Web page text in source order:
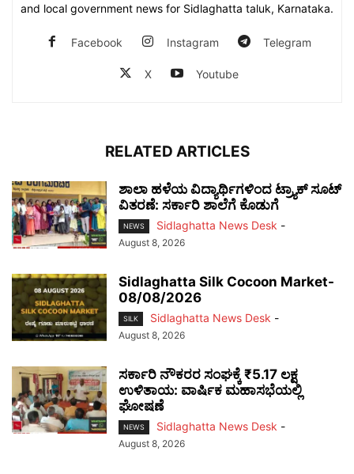
and local government news for Sidlaghatta taluk, Karnataka.
Facebook Instagram Telegram
X Youtube
RELATED ARTICLES
ಶಾಲಾ ಹಳೆಯ ವಿದ್ಯಾರ್ಥಿಗಳಿಂದ ಟ್ರ್ಯಾಕ್‌ ಸೂಟ್
ವಿತರಣೆ: ಸರ್ಕಾರಿ ಶಾಲೆಗೆ ಕೊಡುಗೆ
NEWS Sidlaghatta News Desk -
August 8, 2026
Sidlaghatta Silk Cocoon Market-
08/08/2026
SILK Sidlaghatta News Desk -
August 8, 2026
ಸರ್ಕಾರಿ ನೌಕರರ ಸಂಘಕ್ಕೆ ₹5.17 ಲಕ್ಷ
ಉಳಿತಾಯ: ವಾರ್ಷಿಕ ಮಹಾಸಭೆಯಲ್ಲಿ
ಘೋಷಣೆ
NEWS Sidlaghatta News Desk -
August 8, 2026